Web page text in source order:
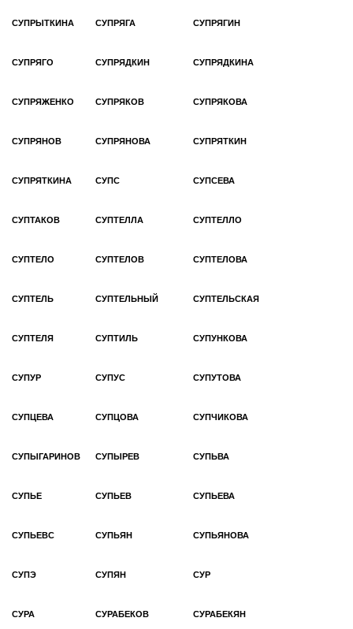
СУПРЫТКИНА СУПРЯГА СУПРЯГИН
СУПРЯГО СУПРЯДКИН СУПРЯДКИНА
СУПРЯЖЕНКО СУПРЯКОВ СУПРЯКОВА
СУПРЯНОВ СУПРЯНОВА СУПРЯТКИН
СУПРЯТКИНА СУПС СУПСЕВА
СУПТАКОВ СУПТЕЛЛА СУПТЕЛЛО
СУПТЕЛО СУПТЕЛОВ СУПТЕЛОВА
СУПТЕЛЬ СУПТЕЛЬНЫЙ СУПТЕЛЬСКАЯ
СУПТЕЛЯ СУПТИЛЬ СУПУНКОВА
СУПУР СУПУС СУПУТОВА
СУПЦЕВА СУПЦОВА СУПЧИКОВА
СУПЫГАРИНОВ СУПЫРЕВ СУПЬВА
СУПЬЕ СУПЬЕВ СУПЬЕВА
СУПЬЕВС СУПЬЯН СУПЬЯНОВА
СУПЭ СУПЯН СУР
СУРА СУРАБЕКОВ СУРАБЕКЯН